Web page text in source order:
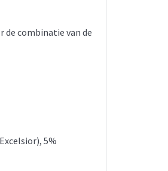
combinatie van de
5%